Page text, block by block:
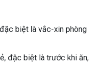
biệt là vắc-xin phòng
đặc biệt là trước khi ăn,